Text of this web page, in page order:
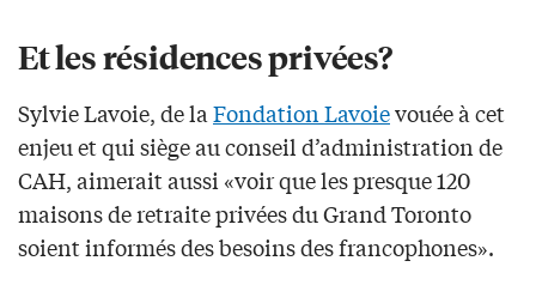
Et les résidences privées?
Sylvie Lavoie, de laFondation Lavoievouée à cet
enjeu et qui siège au conseil d’administration de
CAH, aimerait aussi «voir que les presque 120
maisons de retraite privées du Grand Toronto
soient informés des besoins des francophones».